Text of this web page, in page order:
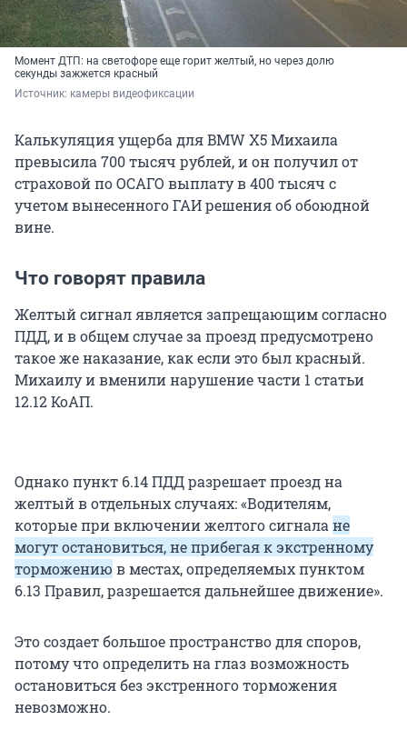
Момент ДТП: на светофоре еще горит желтый, но через долю
секунды зажжется красный
Источник: камеры видеофиксации
Калькуляция ущерба для BMW X5 Михаила
превысила 700 тысяч рублей, и он получил от
страховой по ОСАГО выплату в 400 тысяч с
учетом вынесенного ГАИ решения об обоюдной
вине.
Что говорят правила
Желтый сигнал является запрещающим согласно
ПДД, и в общем случае за проезд предусмотрено
такое же наказание, как если это был красный.
Михаилу и вменили нарушение части 1 статьи
12.12 КоАП.
Однако пункт 6.14 ПДД разрешает проезд на
желтый в отдельных случаях: «Водителям,
которые при включении желтого сигналане
могут остановиться, не прибегая к экстренному
торможению в местах, определяемых пунктом
6.13 Правил, разрешается дальнейшее движение».
Это создает большое пространство для споров,
потому что определить на глаз возможность
остановиться без экстренного торможения
невозможно.